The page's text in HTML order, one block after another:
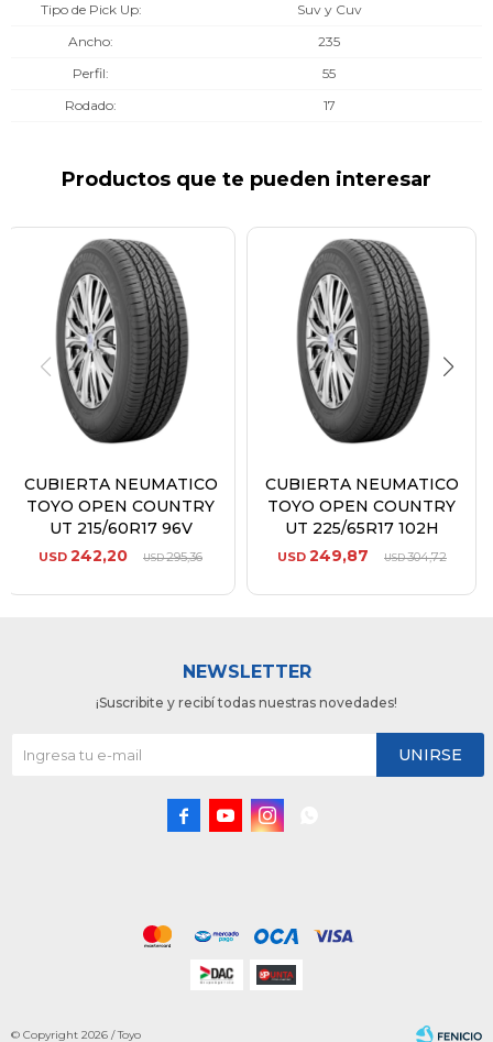
Tipo de Pick Up
Suv y Cuv
Ancho
235
Perfil
55
Rodado
17
Productos que te pueden interesar
CUBIERTA NEUMATICO
TOYO OPEN COUNTRY
UT 215/60R17 96V
USD 242,20 USD295,36
CUBIERTA NEUMATICO
TOYO OPEN COUNTRY
UT 225/65R17 102H
USD 249,87 USD304,72
NEWSLETTER
¡Suscribite y recibí todas nuestras novedades!
UNIRSE
  
© Copyright 2026 / Toyo